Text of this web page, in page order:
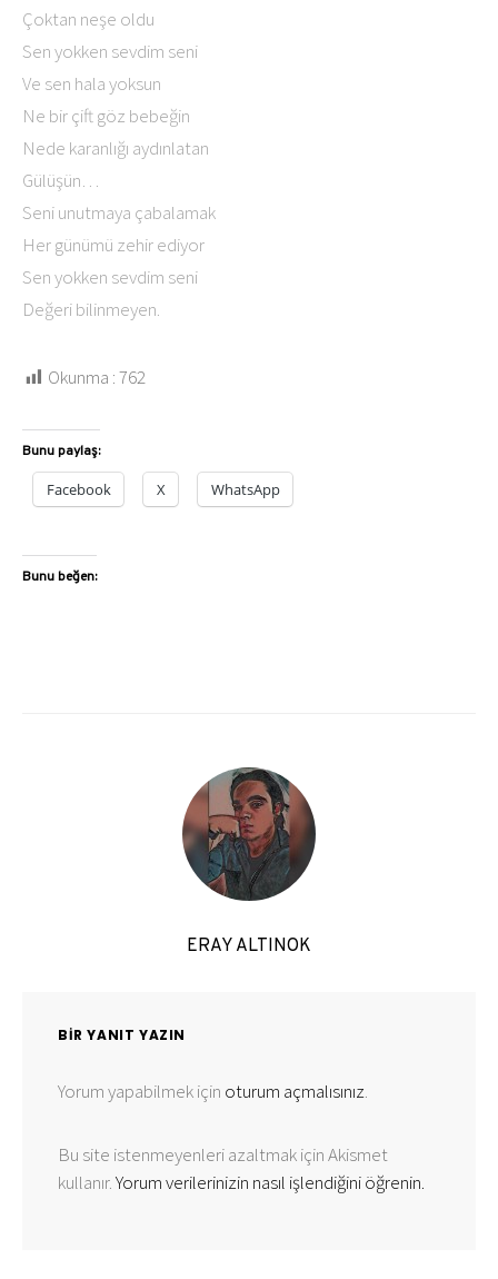
Çoktan neşe oldu
Sen yokken sevdim seni
Ve sen hala yoksun
Ne bir çift göz bebeğin
Nede karanlığı aydınlatan
Gülüşün…
Seni unutmaya çabalamak
Her günümü zehir ediyor
Sen yokken sevdim seni
Değeri bilinmeyen.
Okunma :762
Bunu paylaş:
Facebook X WhatsApp
Bunu beğen:
ERAY ALTINOK
BIR YANIT YAZIN
Yorum yapabilmek için oturum açmalısınız.
Bu site istenmeyenleri azaltmak için Akismet
kullanır.Yorum verilerinizin nasıl işlendiğini öğrenin.